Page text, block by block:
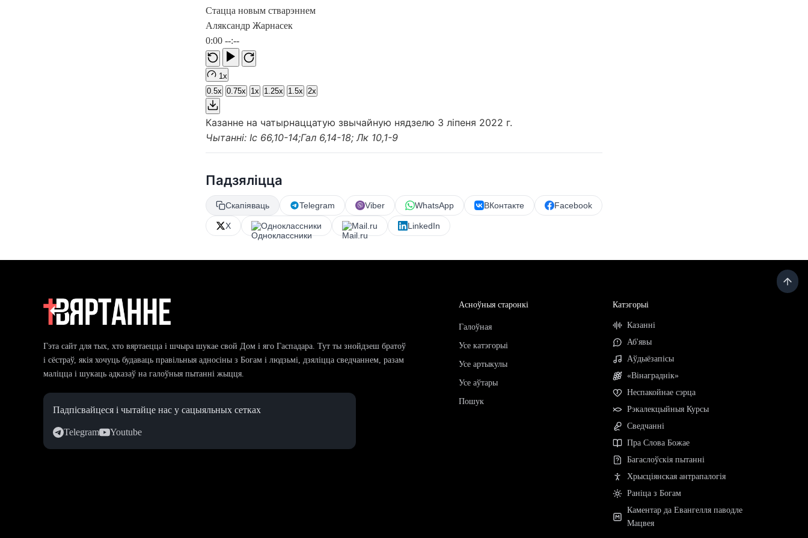
Стацца новым стварэннем
Аляксандр Жарнасек
0:00 --:--
1x
0.5x 0.75x 1x 1.25x 1.5x 2x
Казанне на чатырнаццатую звычайную нядзелю 3 ліпеня 2022 г.
Чытанні: Іс 66,10-14;Гал 6,14-18; Лк 10,1-9
Падзяліцца
Скапіяваць Telegram Viber WhatsApp ВКонтакте Facebook
X Одноклассники Mail.ru LinkedIn
Гэта сайт для тых, хто вяртаецца і шчыра шукае свой Дом і яго Гаспадара. Тут ты знойдзеш братоў
і сёстраў, якія хочуць будаваць правільныя адносіны з Богам і людзьмі, дзяліцца сведчаннем, разам
маліцца і шукаць адказаў на галоўныя пытанні жыцця.
Падпісвайцеся і чытайце нас у сацыяльных сетках
Telegram Youtube
Асноўныя старонкі
Галоўная
Усе катэгорыі
Усе артыкулы
Усе аўтары
Пошук
Катэгорыі
Казанні
Аб'явы
Аўдыёзапісы
«Вінаграднік»
Неспакойнае сэрца
Рэкалекцыйныя Курсы
Сведчанні
Пра Слова Божае
Багаслоўскія пытанні
Хрысціянская антрапалогія
Раніца з Богам
Каментар да Евангелля паводле
Мацвея